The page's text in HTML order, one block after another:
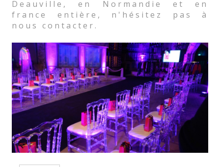
Deauville, en Normandie et en
france entière, n'hésitez pas à
nous contacter.